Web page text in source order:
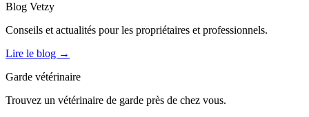
Blog Vetzy
Conseils et actualités pour les propriétaires et professionnels.
Lire le blog →
Garde vétérinaire
Trouvez un vétérinaire de garde près de chez vous.